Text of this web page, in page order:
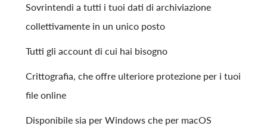
Sovrintendi a tutti i tuoi dati di archiviazione
collettivamente in un unico posto
Tutti gli account di cui hai bisogno
Crittografia, che offre ulteriore protezione per i tuoi
file online
Disponibile sia per Windows che per macOS